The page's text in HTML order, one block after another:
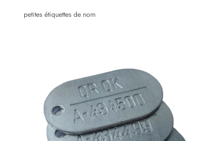
petites étiquettes de nom